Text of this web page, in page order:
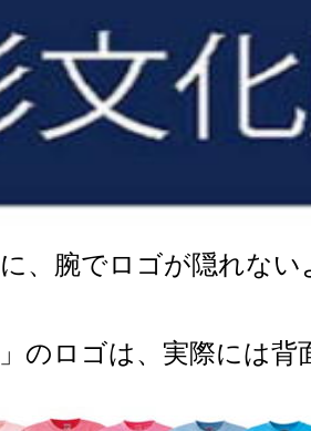
、腕でロゴが隠れな
」のロゴは、実際には